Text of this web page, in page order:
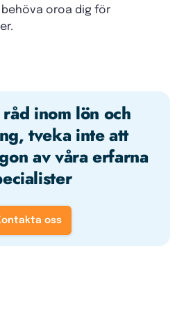
oroa dig för
inom lön och
tveka inte att
av våra erfarna
oss